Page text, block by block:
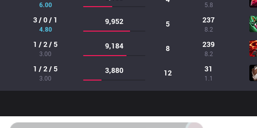
6.00 5.8
3 / 0 / 1
4.80
9,952 5 237
8.2
1 / 2 / 5
3.00
9,184 8 239
8.2
1 / 2 / 5
3.00
3,880 12 31
1.1